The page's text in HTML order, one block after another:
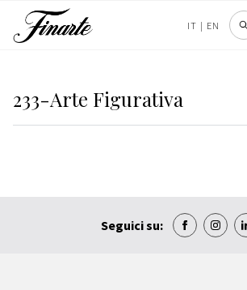
IT | EN
233-Arte Figurativa
Seguici su: